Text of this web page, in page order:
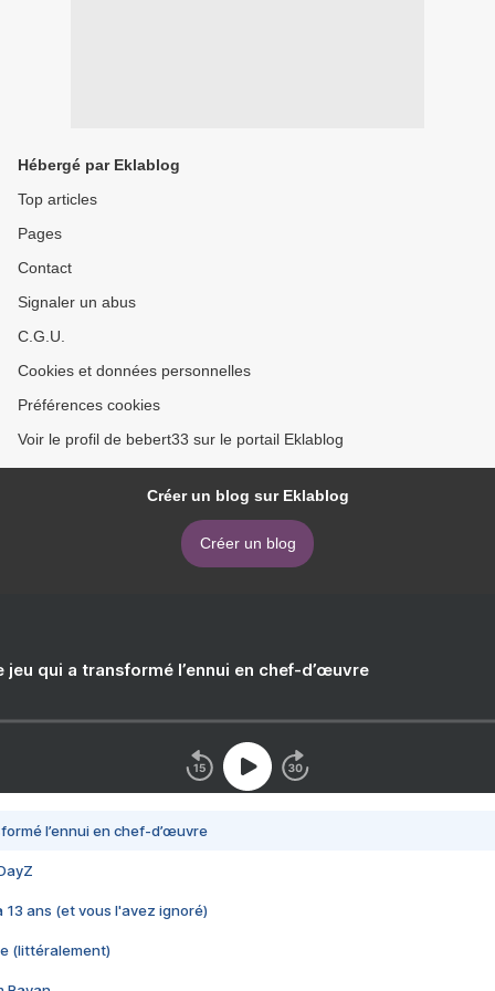
Hébergé par Eklablog
Top articles
Pages
Contact
Signaler un abus
C.G.U.
Cookies et données personnelles
Préférences cookies
Voir le profil de bebert33 sur le portail Eklablog
Créer un blog sur Eklablog
Créer un blog
jeu qui a transformé l’ennui en chef-d’œuvre
l’ennui en chef-d’œuvre
13 ans (et vous l'avez ignoré)
(littéralement)